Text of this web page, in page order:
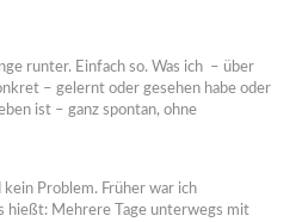
runter. Einfach so. Was ich – über
– gelernt oder gesehen habe oder
ist – ganz spontan, ohne
Problem. Früher war ich
hießt: Mehrere Tage unterwegs mit